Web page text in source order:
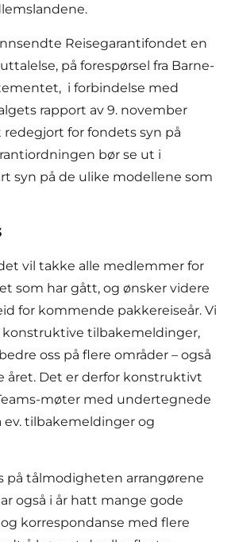
Reisegarantifondet en
på forespørsel fra Barne-
i forbindelse med
rapport av 9. november
redegjort for fondets syn på
bør se ut i
syn på de ulike modellene som
vil takke alle medlemmer for
som har gått, og ønsker videre
for kommende pakkereiseår. Vi
konstruktive tilbakemeldinger,
oss på flere områder – også
året. Det er derfor konstruktivt
møter med undertegnede
ev. tilbakemeldinger og
på tålmodigheten arrangørene
også i år hatt mange gode
korrespondanse med flere